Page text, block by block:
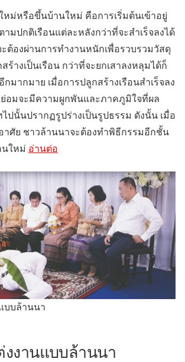
หม่หรือขึ้นบ้านใหม่ คือการเริ่มต้นเข้าอยู่
ามปกติเรือนแต่ละหลังกว่าที่จะสำเร็จลงได้
ะต้องผ่านการทำงานหนักเพื่อรวบรวมวัสดุ
ร้างเป็นเรือน กว่าที่จะยกเสาลงหลุมได้ก็
มากมาย เมื่อการปลูกสร้างเรือนสำเร็จลง
ย่อมจะมีความผูกพันและภาคภูมิใจที่ผล
ปนั้นปรากฏรูปร่างเป็นรูปธรรม ดังนั้น เมื่อ
อาศัย ชาวล้านนาจะต้องทำพิธีกรรมอีกชั้น
นใหม่ อ่านต่อ
บบล้านนา
งานแบบล้านนา